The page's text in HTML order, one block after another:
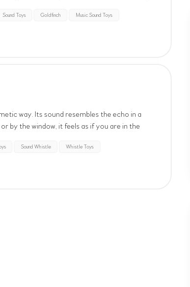
Sound Toys Goldfinch Music Sound Toys
way. Its sound resembles the echo in a
by the window, it feels as if you are in the
Sound Whistle Whistle Toys